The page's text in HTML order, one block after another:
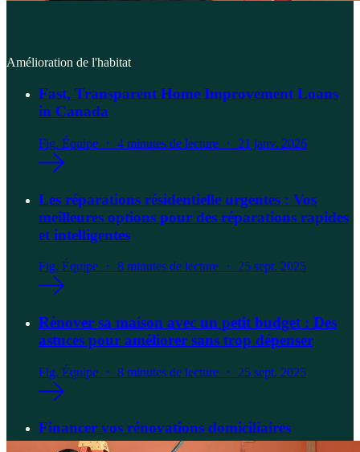
Amélioration de l'habitat
Fast, Transparent Home Improvement Loans
in Canada
Fig. Équipe ・ 4 minutes de lecture ・ 21 janv. 2026
Les réparations résidentielle urgentes : Vos
meilleures options pour des réparations rapides
et intelligentes
Fig. Équipe ・ 8 minutes de lecture ・ 25 sept. 2025
Rénover sa maison avec un petit budget : Des
astuces pour améliorer sans trop dépenser
Fig. Équipe ・ 8 minutes de lecture ・ 25 sept. 2025
Financer vos rénovations domiciliaires